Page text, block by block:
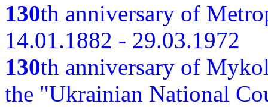
130th anniversary of
14.01.1882 - 29.03.1972
130th anniversary of
the "Ukrainian National